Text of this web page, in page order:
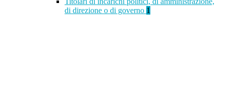
di direzione o di governo 1